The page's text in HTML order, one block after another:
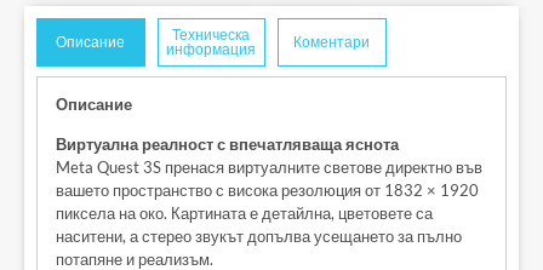
Описание
Техническа
информация
Коментари
Описание
Виртуална реалност с впечатляваща яснота
Meta Quest 3S пренася виртуалните светове директно във
вашето пространство с висока резолюция от 1832 × 1920
пиксела на око. Картината е детайлна, цветовете са
наситени, а стерео звукът допълва усещането за пълно
потапяне и реализъм.